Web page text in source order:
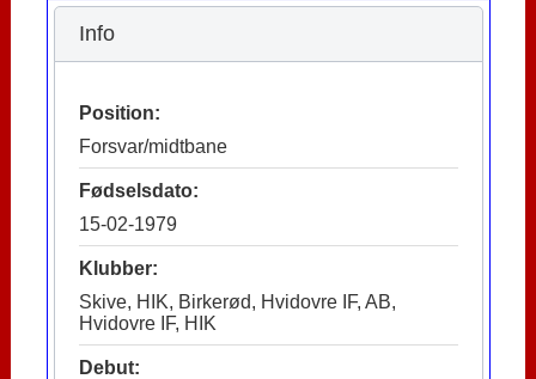
Info
Position:
Forsvar/midtbane
Fødselsdato:
15-02-1979
Klubber:
Skive, HIK, Birkerød, Hvidovre IF, AB,
Hvidovre IF, HIK
Debut: